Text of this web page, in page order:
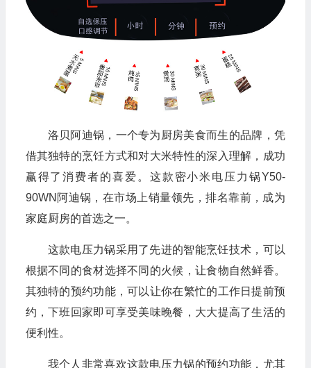
洛贝阿迪锅，一个专为厨房美食而生的品牌，凭
借其独特的烹饪方式和对大米特性的深入理解，成功
赢得了消费者的喜爱。这款密小米电压力锅Y50-
90WN阿迪锅，在市场上销量领先，排名靠前，成为
家庭厨房的首选之一。
这款电压力锅采用了先进的智能烹饪技术，可以
根据不同的食材选择不同的火候，让食物自然鲜香。
其独特的预约功能，可以让你在繁忙的工作日提前预
约，下班回家即可享受美味晚餐，大大提高了生活的
便利性。
我个人非常喜欢这款电压力锅的预约功能，尤其